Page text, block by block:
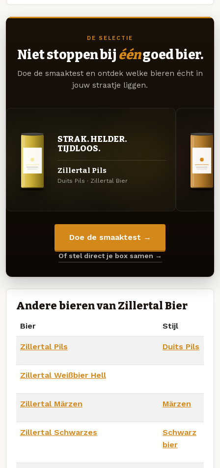
DE SELECTIE
Niet stoppen bij ééngoed bier.
Doe de smaaktest en ontdek welke bieren écht in
jouw straatje liggen.
STRAK. HELDER.
TIJDLOOS.
Zillertal Pils
Duits Pils · Zillertal Bier
Doe de smaaktest →
Of stel direct je box samen →
Andere bieren van Zillertal Bier
Bier Stijl
Zillertal Pils Duits Pils
Zillertal Weißbier Hell
Zillertal Märzen Märzen
Zillertal Schwarzes
Schwarz
bier